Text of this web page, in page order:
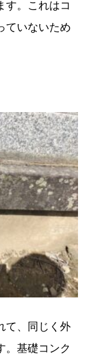
。これはコ
ていないため
て、同じく外
。基礎コンク